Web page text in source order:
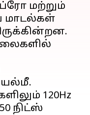
மற்றும்
மாடல்கள்
120Hz
நிட்ஸ்